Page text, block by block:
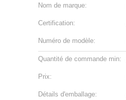
Nom de marque:
Certification:
Numéro de modèle:
Quantité de commande min:
Prix:
Détails d'emballage: